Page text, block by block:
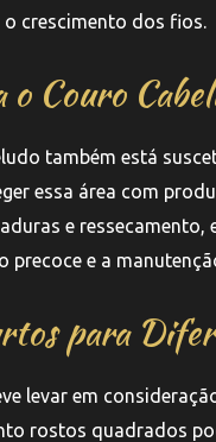
o crescimento dos fios.
Couro
também está
essa área com
e
precoce e a
para
levar em
rostos quadrados